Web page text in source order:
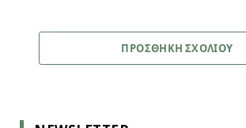
ΠΡΟΣΘΉΚΗ ΣΧΟΛΊΟΥ